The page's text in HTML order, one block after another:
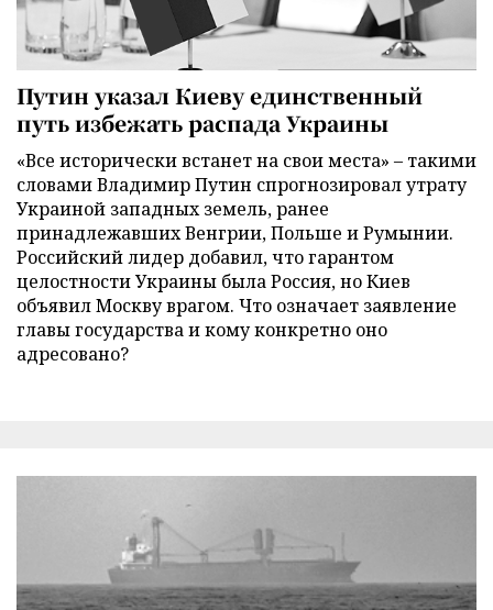
Путин указал Киеву единственный
путь избежать распада Украины
«Все исторически встанет на свои места» – такими
словами Владимир Путин спрогнозировал утрату
Украиной западных земель, ранее
принадлежавших Венгрии, Польше и Румынии.
Российский лидер добавил, что гарантом
целостности Украины была Россия, но Киев
объявил Москву врагом. Что означает заявление
главы государства и кому конкретно оно
адресовано?